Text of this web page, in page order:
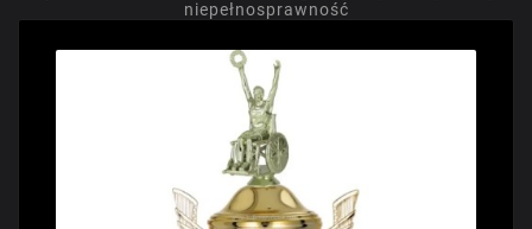
niepełnosprawność